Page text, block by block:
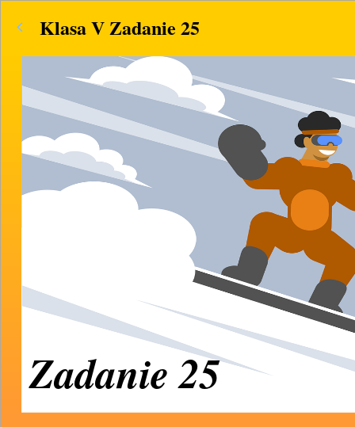
Klasa V Zadanie 25
Zadanie 25